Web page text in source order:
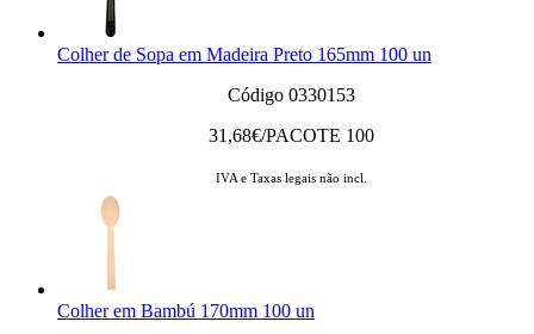
Colher de Sopa em Madeira Preto 165mm 100 un
Código 0330153
31,68€/PACOTE 100
IVA e Taxas legais não incl.
Colher em Bambú 170mm 100 un